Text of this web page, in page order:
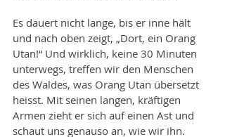
Es dauert nicht lange, bis er inne hält
und nach oben zeigt, „Dort, ein Orang
Utan!“ Und wirklich, keine 30 Minuten
unterwegs, treffen wir den Menschen
des Waldes, was Orang Utan übersetzt
heisst. Mit seinen langen, kräftigen
Armen zieht er sich auf einen Ast und
schaut uns genauso an, wie wir ihn.